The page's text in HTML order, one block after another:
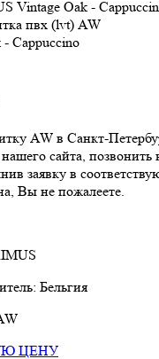
Cappuccino
AW в Санкт-
нашего сайта, позвонить
заявку в
Вы не пожалеете.
Бельгия
ЦЕНУ